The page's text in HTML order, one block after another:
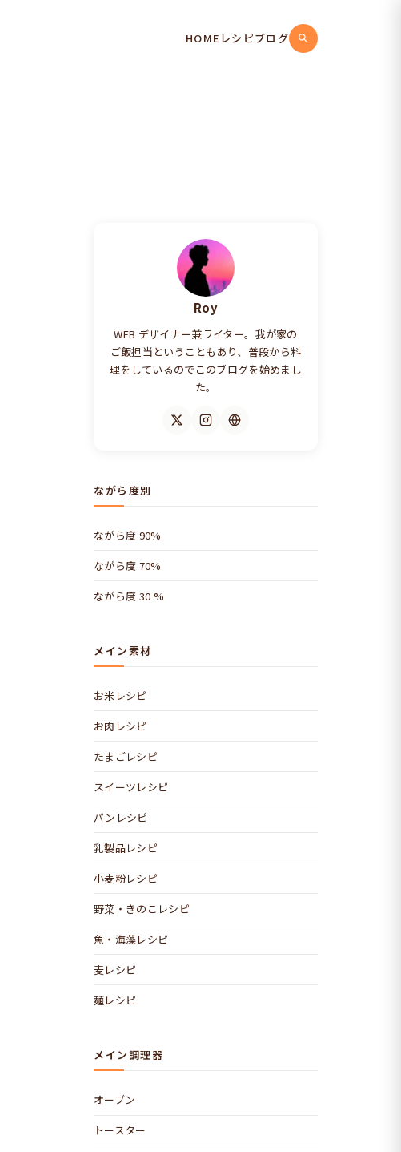
HOME レシピブログ
Roy
WEB デザイナー兼ライター。我が家の
ご飯担当ということもあり、普段から料
理をしているのでこのブログを始めまし
た。
ながら度別
ながら度 90%
ながら度 70%
ながら度 30 %
メイン素材
お米レシピ
お肉レシピ
たまごレシピ
スイーツレシピ
パンレシピ
乳製品レシピ
小麦粉レシピ
野菜・きのこレシピ
魚・海藻レシピ
麦レシピ
麺レシピ
メイン調理器
オーブン
トースター